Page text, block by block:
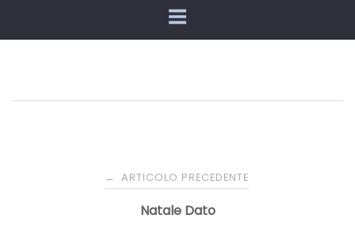
Navigazione
← ARTICOLO PRECEDENTE
Natale Dato